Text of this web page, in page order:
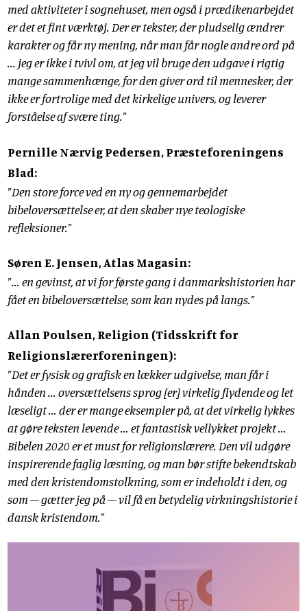
med aktiviteter i sognehuset, men også i prædikenarbejdet
er det et fint værktøj. Der er tekster, der pludselig ændrer
karakter og får ny mening, når man får nogle andre ord på
... jeg er ikke i tvivl om, at jeg vil bruge den udgave i rigtig
mange sammenhænge, for den giver ord til mennesker, der
ikke er fortrolige med det kirkelige univers, og leverer
forståelse af svære ting."
Pernille Nærvig Pedersen, Præsteforeningens
Blad:
"Den store force ved en ny og gennemarbejdet
bibeloversættelse er, at den skaber nye teologiske
refleksioner."
Søren E. Jensen, Atlas Magasin:
"... en gevinst, at vi for første gang i danmarkshistorien har
fået en bibeloversættelse, som kan nydes på langs."
Allan Poulsen, Religion (Tidsskrift for
Religionslærerforeningen):
"Det er fysisk og grafisk en lækker udgivelse, man får i
hånden ... oversættelsens sprog [er] virkelig flydende og let
læseligt ... der er mange eksempler på, at det virkelig lykkes
at gøre teksten levende ... et fantastisk vellykket projekt ...
Bibelen 2020 er et must for religionslærere. Den vil udgøre
inspirerende faglig læsning, og man bør stifte bekendtskab
med den kristendomstolkning, som er indeholdt i den, og
som – gætter jeg på – vil få en betydelig virkningshistorie i
dansk kristendom."